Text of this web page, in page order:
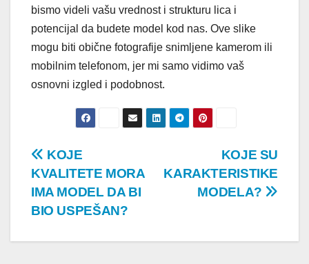
bismo videli vašu vrednost i strukturu lica i
potencijal da budete model kod nas. Ove slike
mogu biti obične fotografije snimljene kamerom ili
mobilnim telefonom, jer mi samo vidimo vaš
osnovni izgled i podobnost.
Post
navigation
KOJE SU
KARAKTERISTIKE
MODELA?
KOJE
KVALITETE MORA
IMA MODEL DA BI
BIO USPEŠAN?